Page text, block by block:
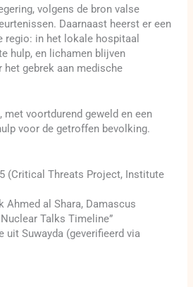
volgens de bron valse
Daarnaast heerst er een
regio: in het lokale hospitaal
hulp, en lichamen blijven
het gebrek aan medische
voortdurend geweld en een
voor de getroffen bevolking.
(Critical Threats Project, Institute
Ahmed al Shara, Damascus
Talks Timeline”
uit Suwayda (geverifieerd via